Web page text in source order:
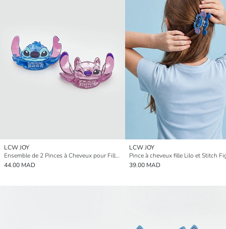
LCW JOY
Ensemble de 2 Pinces à Cheveux pour Filles Figurines Lilo et Stitch
44.00 MAD
LCW JOY
Pince à cheveux fille Lilo et Stitch
39.00 MAD